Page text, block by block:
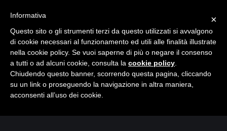
×
Informativa
Questo sito o gli strumenti terzi da questo utilizzati si avvalgono
di cookie necessari al funzionamento ed utili alle finalità illustrate
nella cookie policy. Se vuoi saperne di più o negare il consenso
a tutti o ad alcuni cookie, consulta la cookie policy
Chiudendo questo banner, scorrendo questa pagina, cliccando
su un link o proseguendo la navigazione in altra maniera,
acconsenti all’uso dei cookie.